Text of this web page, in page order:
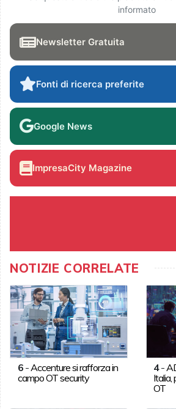
informato
Newsletter Gratuita
Fonti di ricerca preferite
Google News
ImpresaCity Magazine
NOTIZIE CORRELATE
6- Accenture si rafforza in
campo OT security
4-
Italia,
OT